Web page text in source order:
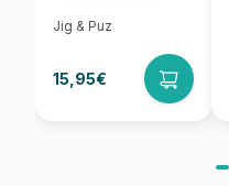
Jig & Puz
15,95€